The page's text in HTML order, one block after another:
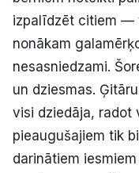
izpalīdzēt citiem —
nonākam
nesasniedzami.
un dziesmas.
visi dziedāja, radot
pieaugušajiem tik
darinātiem